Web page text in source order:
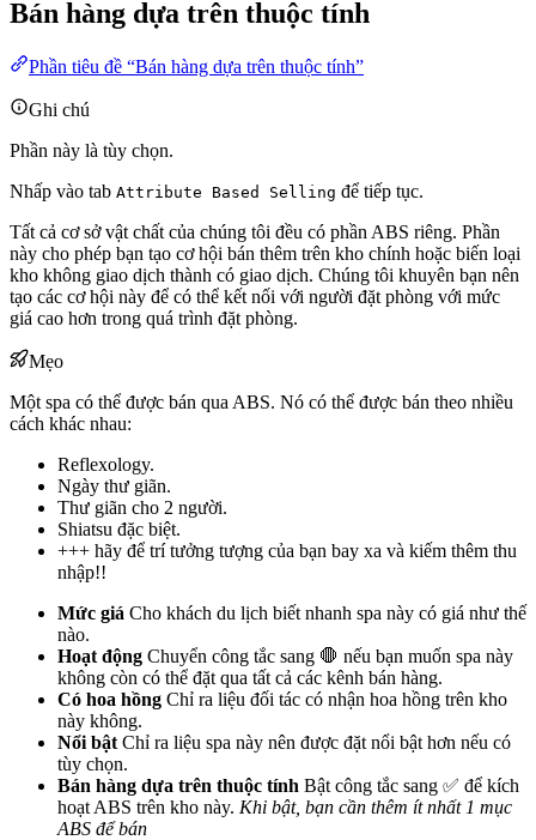
Bán hàng dựa trên thuộc tính
Phần tiêu đề “Bán hàng dựa trên thuộc tính”
Ghi chú
Phần này là tùy chọn.
Nhấp vào tab Attribute Based Selling để tiếp tục.
Tất cả cơ sở vật chất của chúng tôi đều có phần ABS riêng. Phần
này cho phép bạn tạo cơ hội bán thêm trên kho chính hoặc biến loại
kho không giao dịch thành có giao dịch. Chúng tôi khuyên bạn nên
tạo các cơ hội này để có thể kết nối với người đặt phòng với mức
giá cao hơn trong quá trình đặt phòng.
Mẹo
Một spa có thể được bán qua ABS. Nó có thể được bán theo nhiều
cách khác nhau:
Reflexology.
Ngày thư giãn.
Thư giãn cho 2 người.
Shiatsu đặc biệt.
+++ hãy để trí tưởng tượng của bạn bay xa và kiếm thêm thu
nhập!!
Mức giá Cho khách du lịch biết nhanh spa này có giá như thế
nào.
Hoạt động Chuyển công tắc sang 🛑 nếu bạn muốn spa này
không còn có thể đặt qua tất cả các kênh bán hàng.
Có hoa hồng Chỉ ra liệu đối tác có nhận hoa hồng trên kho
này không.
Nổi bật Chỉ ra liệu spa này nên được đặt nổi bật hơn nếu có
tùy chọn.
Bán hàng dựa trên thuộc tính Bật công tắc sang ✅ để kích
hoạt ABS trên kho này. Khi bật, bạn cần thêm ít nhất 1 mục
ABS để bán